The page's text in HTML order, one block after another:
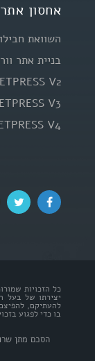
אחסון
השוואת
בניית אתר
V2
V3
V4
כל הזכויות
יצירתו של בעל
להעתיקם,
בו כדי לפגוע
הסכם מתן